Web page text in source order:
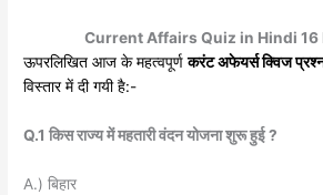
Current Affairs Quiz in Hindi
ऊपरलिखित आज के महत्वपूर्णकरंट अफेयर्स क्विज
विस्तार में दी गयी है:-
Q.1 किस राज्य में महतारी वंदन योजना शुरू हुई ?
A.) बिहार